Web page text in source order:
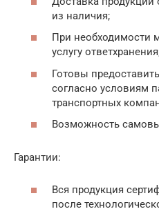
из наличия;
При необходимости
услугу
Готовы
согласно условиям
транспортных
Возможность
Гарантии:
Вся продукция
после